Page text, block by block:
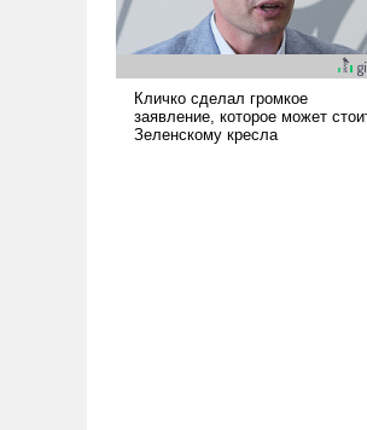
перед Китаем.